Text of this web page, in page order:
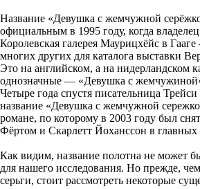
Название «Девушка с жемчужной
официальным в 1995 году, когда
Королевская галерея Маурицхёйс в
многих других для каталога выставки
Это на английском, а на нидерландском
однозначные — «Девушка с
Четыре года спустя писательница
название «Девушка с жемчужной
романе, по которому в 2003 году был
Фёртом и Скарлетт Йоханссон в главных
Как видим, название полотна не может
для нашего исследования. Но прежде, чем
серьги, стоит рассмотреть некоторые